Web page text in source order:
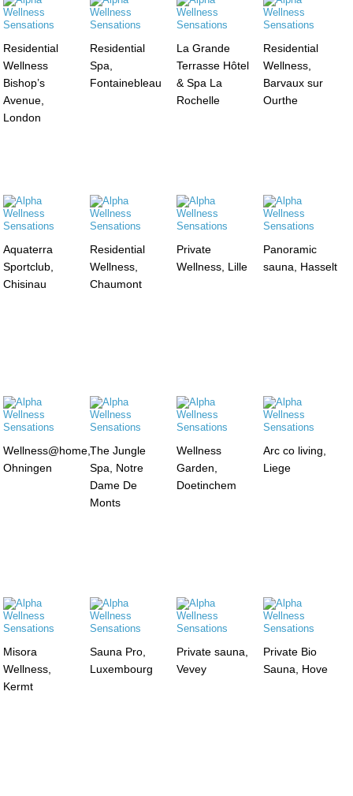
Residential
Wellness
Bishop’s
Avenue,
London
Residential
Spa,
Fontainebleau
La Grande
Terrasse Hôtel
& Spa La
Rochelle
Residential
Wellness,
Barvaux sur
Ourthe
Aquaterra
Sportclub,
Chisinau
Residential
Wellness,
Chaumont
Private
Wellness, Lille
Panoramic
sauna, Hasselt
Wellness@home,
Ohningen
The Jungle
Spa, Notre
Dame De
Monts
Wellness
Garden,
Doetinchem
Arc co living,
Liege
Misora
Wellness,
Kermt
Sauna Pro,
Luxembourg
Private sauna,
Vevey
Private Bio
Sauna, Hove